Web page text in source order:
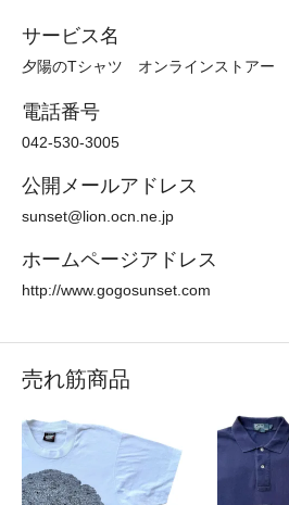
サービス名
夕陽のTシャツ オンラインストアー
電話番号
042-530-3005
公開メールアドレス
sunset@lion.ocn.ne.jp
ホームページアドレス
http://www.gogosunset.com
売れ筋商品